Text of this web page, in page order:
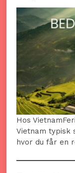
Hos
Vietnam typisk
hvor du får en